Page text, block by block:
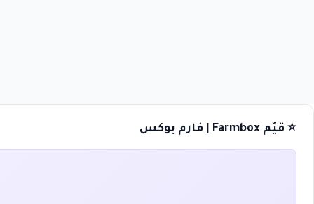
⭐ قيّم Farmbox | فارم بوكس